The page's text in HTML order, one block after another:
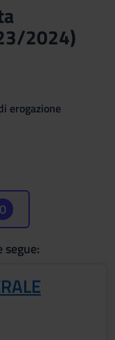
2024)
erogazione
0